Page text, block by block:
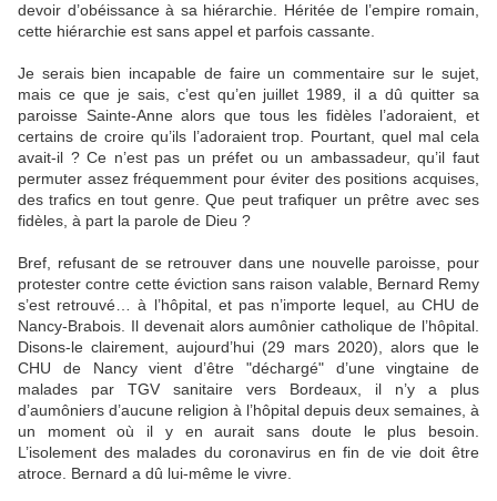
devoir d’obéissance à sa hiérarchie. Héritée de l’empire romain,
cette hiérarchie est sans appel et parfois cassante.
Je serais bien incapable de faire un commentaire sur le sujet,
mais ce que je sais, c’est qu’en juillet 1989, il a dû quitter sa
paroisse Sainte-Anne alors que tous les fidèles l’adoraient, et
certains de croire qu’ils l’adoraient trop. Pourtant, quel mal cela
avait-il ? Ce n’est pas un préfet ou un ambassadeur, qu’il faut
permuter assez fréquemment pour éviter des positions acquises,
des trafics en tout genre. Que peut trafiquer un prêtre avec ses
fidèles, à part la parole de Dieu ?
Bref, refusant de se retrouver dans une nouvelle paroisse, pour
protester contre cette éviction sans raison valable, Bernard Remy
s’est retrouvé… à l’hôpital, et pas n’importe lequel, au CHU de
Nancy-Brabois. Il devenait alors aumônier catholique de l’hôpital.
Disons-le clairement, aujourd’hui (29 mars 2020), alors que le
CHU de Nancy vient d’être "déchargé" d’une vingtaine de
malades par TGV sanitaire vers Bordeaux, il n’y a plus
d’aumôniers d’aucune religion à l’hôpital depuis deux semaines, à
un moment où il y en aurait sans doute le plus besoin.
L’isolement des malades du coronavirus en fin de vie doit être
atroce. Bernard a dû lui-même le vivre.